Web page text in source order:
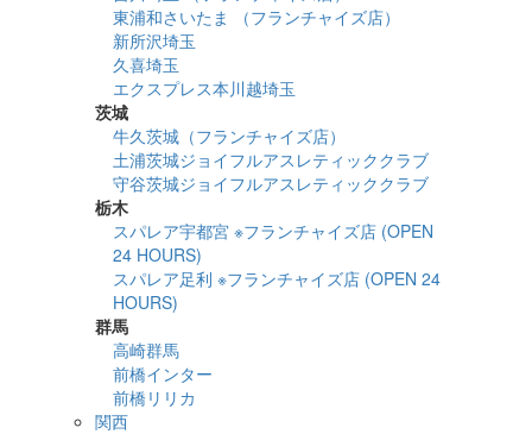
東浦和さいたま （フランチャイズ店）
新所沢埼玉
久喜埼玉
エクスプレス本川越埼玉
茨城
牛久茨城（フランチャイズ店）
土浦茨城ジョイフルアスレティッククラブ
守谷茨城ジョイフルアスレティッククラブ
栃木
スパレア宇都宮 ※フランチャイズ店 (OPEN
24 HOURS)
スパレア足利 ※フランチャイズ店 (OPEN 24
HOURS)
群馬
高崎群馬
前橋インター
前橋リリカ
関西